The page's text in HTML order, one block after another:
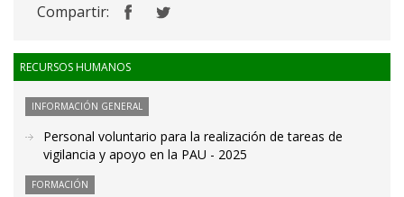
Compartir:
RECURSOS HUMANOS
INFORMACIÓN GENERAL
Personal voluntario para la realización de tareas de
vigilancia y apoyo en la PAU - 2025
FORMACIÓN